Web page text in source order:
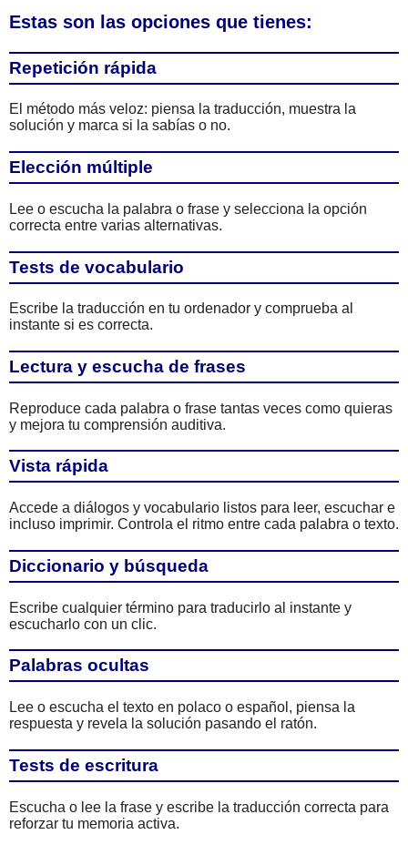
Estas son las opciones que tienes:
Repetición rápida
El método más veloz: piensa la traducción, muestra la
solución y marca si la sabías o no.
Elección múltiple
Lee o escucha la palabra o frase y selecciona la opción
correcta entre varias alternativas.
Tests de vocabulario
Escribe la traducción en tu ordenador y comprueba al
instante si es correcta.
Lectura y escucha de frases
Reproduce cada palabra o frase tantas veces como quieras
y mejora tu comprensión auditiva.
Vista rápida
Accede a diálogos y vocabulario listos para leer, escuchar e
incluso imprimir. Controla el ritmo entre cada palabra o texto.
Diccionario y búsqueda
Escribe cualquier término para traducirlo al instante y
escucharlo con un clic.
Palabras ocultas
Lee o escucha el texto en polaco o español, piensa la
respuesta y revela la solución pasando el ratón.
Tests de escritura
Escucha o lee la frase y escribe la traducción correcta para
reforzar tu memoria activa.